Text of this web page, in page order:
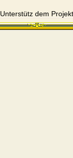
Unterstütz dem Projekt